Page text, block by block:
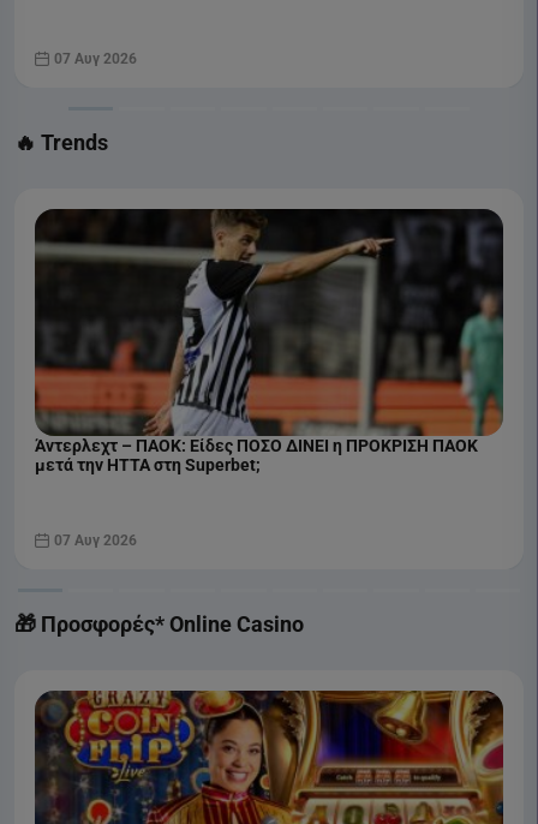
07 Αυγ 2026
🔥 Trends
Άντερλεχτ – ΠΑΟΚ: Είδες ΠΟΣΟ ΔΙΝΕΙ η ΠΡΟΚΡΙΣΗ ΠΑΟΚ
μετά την ΗΤΤΑ στη Superbet;
07 Αυγ 2026
🎁 Προσφορές* Online Casino